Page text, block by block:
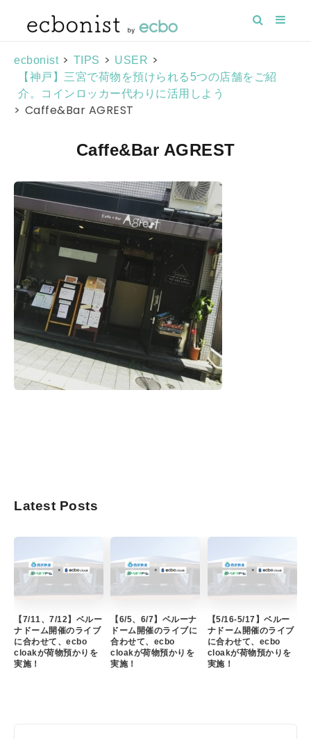
ecbonist > TIPS > USER >
【神戸】三宮で荷物を預けられる5つの店舗をご紹
介。コインロッカー代わりに活用しよう
> Caffe&Bar AGREST
Caffe&Bar AGREST
Latest Posts
【7/11、7/12】ベルー
ナドーム開催のライブ
に合わせて、ecbo
cloakが荷物預かりを
実施！
【6/5、6/7】ベルーナ
ドーム開催のライブに
合わせて、ecbo
cloakが荷物預かりを
実施！
【5/16-5/17】ベルー
ナドーム開催のライブ
に合わせて、ecbo
cloakが荷物預かりを
実施！